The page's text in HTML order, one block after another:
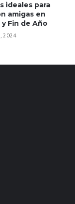
ideales para
amigas en
y Fin de Año
2024